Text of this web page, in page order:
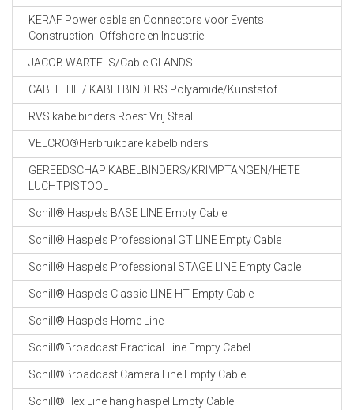
KERAF Power cable en Connectors voor Events
Construction -Offshore en Industrie
JACOB WARTELS/Cable GLANDS
CABLE TIE / KABELBINDERS Polyamide/Kunststof
RVS kabelbinders Roest Vrij Staal
VELCRO®Herbruikbare kabelbinders
GEREEDSCHAP KABELBINDERS/KRIMPTANGEN/HETE
LUCHTPISTOOL
Schill® Haspels BASE LINE Empty Cable
Schill® Haspels Professional GT LINE Empty Cable
Schill® Haspels Professional STAGE LINE Empty Cable
Schill® Haspels Classic LINE HT Empty Cable
Schill® Haspels Home Line
Schill®Broadcast Practical Line Empty Cabel
Schill®Broadcast Camera Line Empty Cable
Schill®Flex Line hang haspel Empty Cable